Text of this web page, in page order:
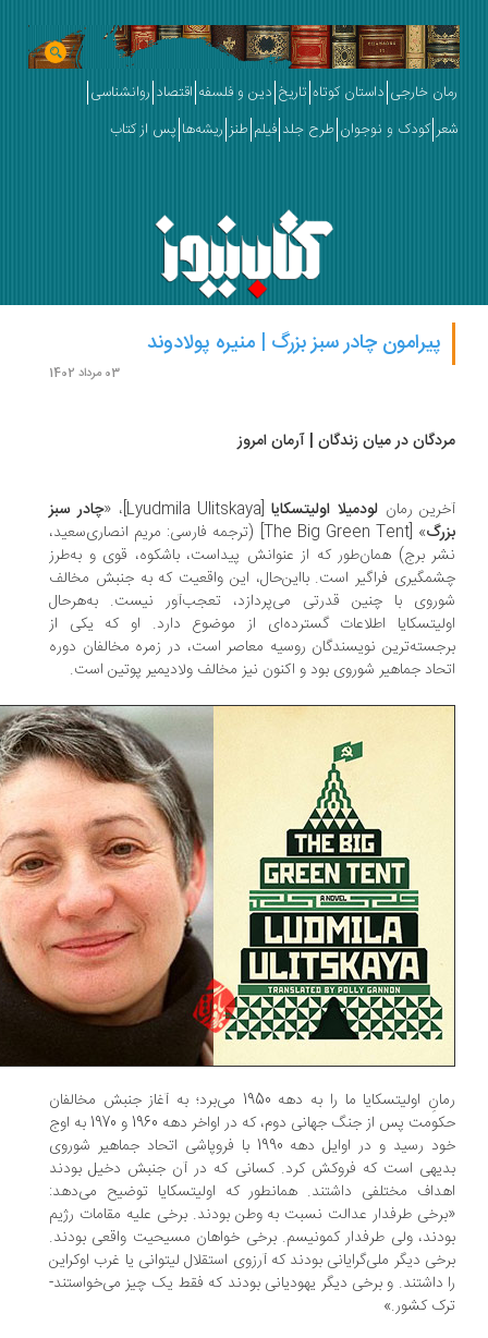
خارجی داستان کوتاه تاریخ دین و فلسفه اقتصاد روانشناسی
کودک و نوجوان طرح جلد فیلم طنز ریشه‌ها پس از کتاب
پیرامون چادر سبز بزرگ | منیره پولادوند
در میان زندگان | آرمان امروز
رمانلودمیلا اولیتسکایا[Lyudmila Ulitskaya]، «
چادر سبز
» [The Big Green Tent] (ترجمه فارسی: مریم انصاری‌سعید،
برج) همان‌طور که از عنوانش پیداست، باشکوه، قوی و به‌طرز
فراگیر است. بااین‌حال، این واقعیت که به جنبش مخالف
با چنین قدرتی می‌پردازد، تعجب‌آور نیست. به‌‌هرحال
اطلاعات گسترده‌ای از موضوع دارد. او که یکی از
نویسندگان روسیه معاصر است، در زمره مخالفان دوره
جماهیر شوروی بود و اکنون نیز مخالف ولادیمیر پوتین است.
رمانِ اولیتسکایا ما را به دهه 1950 می‌برد؛ به آغاز جنبش مخالفان
حکومت پس از جنگ جهانی دوم، که در اواخر دهه 1960 و 1970 به اوج
خود رسید و در اوایل دهه 1990 با فروپاشی اتحاد جماهیر شوروی
است که فروکش کرد. کسانی که در آن جنبش دخیل بودند
مختلفی داشتند. همانطور که اولیتسکایا توضیح می‌دهد:
طرفدار عدالت نسبت به وطن بودند. برخی علیه مقامات رژیم
ولی طرفدار کمونیسم. برخی خواهان مسیحیت واقعی بودند.
دیگر ملی‌گرایانی بودند که آرزوی استقلال لیتوانی یا غرب اوکراین
داشتند. و برخی دیگر یهودیانی بودند که فقط یک چیز می‌خواستند-
کشور.»